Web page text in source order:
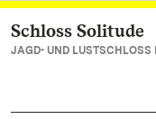
Zum Hauptinhalt
Schloss Solitude
JAGD- UND